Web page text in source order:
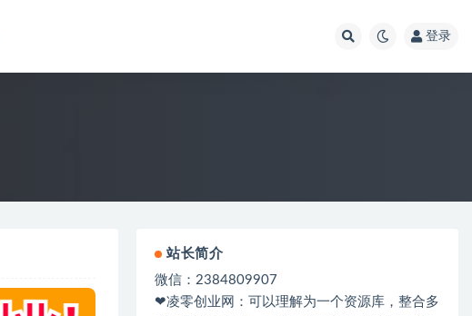
登录
站长简介
微信：2384809907
❤凌零创业网：可以理解为一个资源库，整合多